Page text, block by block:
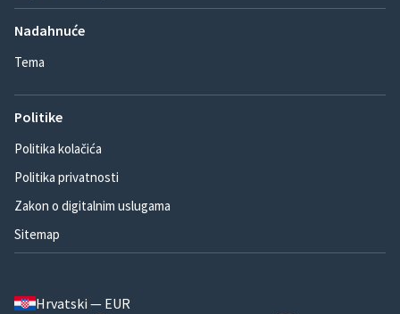
Nadahnuće
Tema
Politike
Politika kolačića
Politika privatnosti
Zakon o digitalnim uslugama
Sitemap
Hrvatski — EUR